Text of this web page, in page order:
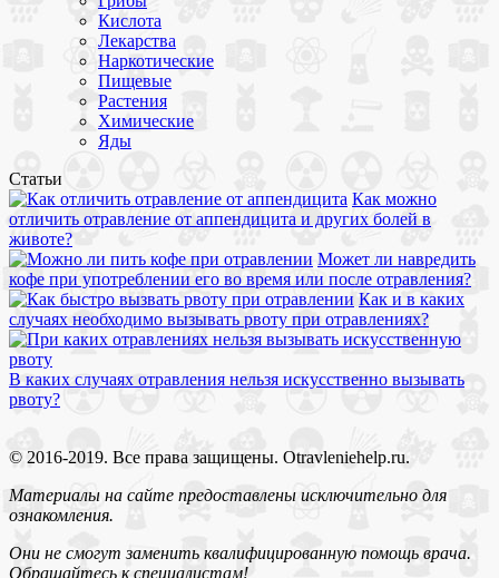
Кислота
Лекарства
Наркотические
Пищевые
Растения
Химические
Яды
Статьи
Как можно
отличить отравление от аппендицита и других болей в
животе?
Может ли навредить
кофе при употреблении его во время или после отравления?
Как и в каких
случаях необходимо вызывать рвоту при отравлениях?
В каких случаях отравления нельзя искусственно вызывать
рвоту?
© 2016-2019. Все права защищены. Otravleniehelp.ru.
Материалы на сайте предоставлены исключительно для
ознакомления.
Они не смогут заменить квалифицированную помощь врача.
Обращайтесь к специалистам!